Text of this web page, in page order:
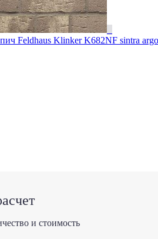
Feldhaus Klinker K682NF sintra argo
и стоимость